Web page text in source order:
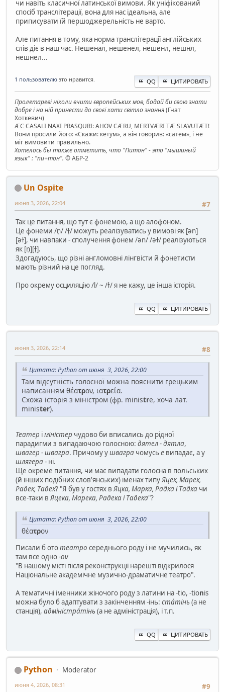
чи навіть класичної латинської вимови. Як уніфікований
спосіб транслітерації, вона для нас ідеальна, але
приписувати їй першоджерельність не варто.
Але питання в тому, яка норма транслітерації англійських
слів діє в наш час. Нешенал, нешенел, нешенл, нешнл,
нешнел...
1 пользователю это нравится. QQ ЦИТИРОВАТЬ
Пролетареві ніколи вчити європейських мов, бодай би свою знати
добре і на ній принести до своєї хати світло знання(Гнат
Хоткевич)
ÆC CASALI NAXI PRASQURI: AHOV CÆRU, MERTVÆRI TÆ SLAVUTÆT!
Вони просили його: «Скажи: кетум», а він говорив: «сатем», і не
міг вимовити правильно.
Хотелось бы также отметить, что "Питон" - это "мышиный
язык" : "пи+тон". © АБР-2
Un Ospite
#7
июня 3, 2026, 22:04
Так це питання, що тут є фонемою, а що алофоном.
Це фонеми /n̩/ /ɫ̩/ можуть реалізуватись у вимові як [ən]
[əɫ], чи навпаки - сполучення фонем /ən/ /əɫ/ реалізуються
як [n̩][ɫ̩].
Здогадуюсь, що різні англомовні лінгвісти й фонетисти
мають різний на це погляд.
Про окрему осциляцію /l/ ~ /ɫ/ я не кажу, це інша історія.
QQ ЦИТИРОВАТЬ
#8
июня 3, 2026, 22:14
Цитата: Python от июня 3, 2026, 22:00
Там відсутність голосної можна пояснити грецьким
написанням θέατρον, ιατρεία.
Схожа історія з міністром (фр. ministre, хоча лат.
minister).
Театер іміністер чудово би вписались до рідної
парадигми з випадаючою голосною: дятел - дятла,
швагер - швагра. Причому ушвагра чомусье випадає, а у
шлягера- ні.
Ще окреме питання, чи має випадати голосна в польських
(й інших подібних слов'янських) іменах типуЯцек, Марек,
Радек, Тадек? "Я був у гостях вЯцка, Марка, Радка і Тадка чи
все-таки вЯцека, Марека, Радека і Тадека"?
Цитата: Python от июня 3, 2026, 22:00
θέατρον
Писали б ототеатро середнього роду і не мучились, як
там все одно-ον
"В нашому місті після реконструкції нарешті відкрилося
Національне академічне музично-драматичне театро".
А тематичні іменники жіночого роду з латини на -tio, -tionis
можна було б адаптувати з закінченням -інь: ста́тінь (а не
станція), адміністра́тінь (а не адміністрація), і т.п.
QQ ЦИТИРОВАТЬ
Python
Moderator
#9
июня 4, 2026, 08:31